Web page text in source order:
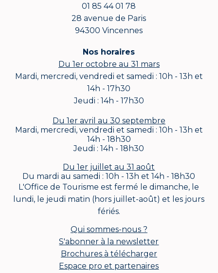
01 85 44 01 78
28 avenue de Paris
94300 Vincennes
Nos horaires
Du 1er octobre au 31 mars
Mardi, mercredi, vendredi et samedi : 10h - 13h et
14h - 17h30
Jeudi : 14h - 17h30
Du 1er avril au 30 septembre
Mardi, mercredi, vendredi et samedi : 10h - 13h et
14h - 18h30
Jeudi : 14h - 18h30
Du 1er juillet au 31 août
Du mardi au samedi : 10h - 13h et 14h - 18h30
L'Office de Tourisme est fermé le dimanche, le
lundi, le jeudi matin (hors juillet-août) et les jours
fériés.
Qui sommes-nous ?
S'abonner à la newsletter
Brochures à télécharger
Espace pro et partenaires